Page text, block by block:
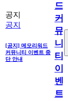
공지
공지
[공지] 메모리워드
커뮤니티 이벤트 중
단 안내
드
커
뮤
니
티
이
벤
트